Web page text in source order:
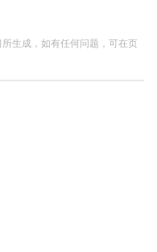
生成，如有任何问题，可在页